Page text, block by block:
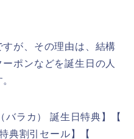
が、その理由は、結構
ポンなどを誕生日の人
ラカ） 誕生日特典】【
典割引セール】【